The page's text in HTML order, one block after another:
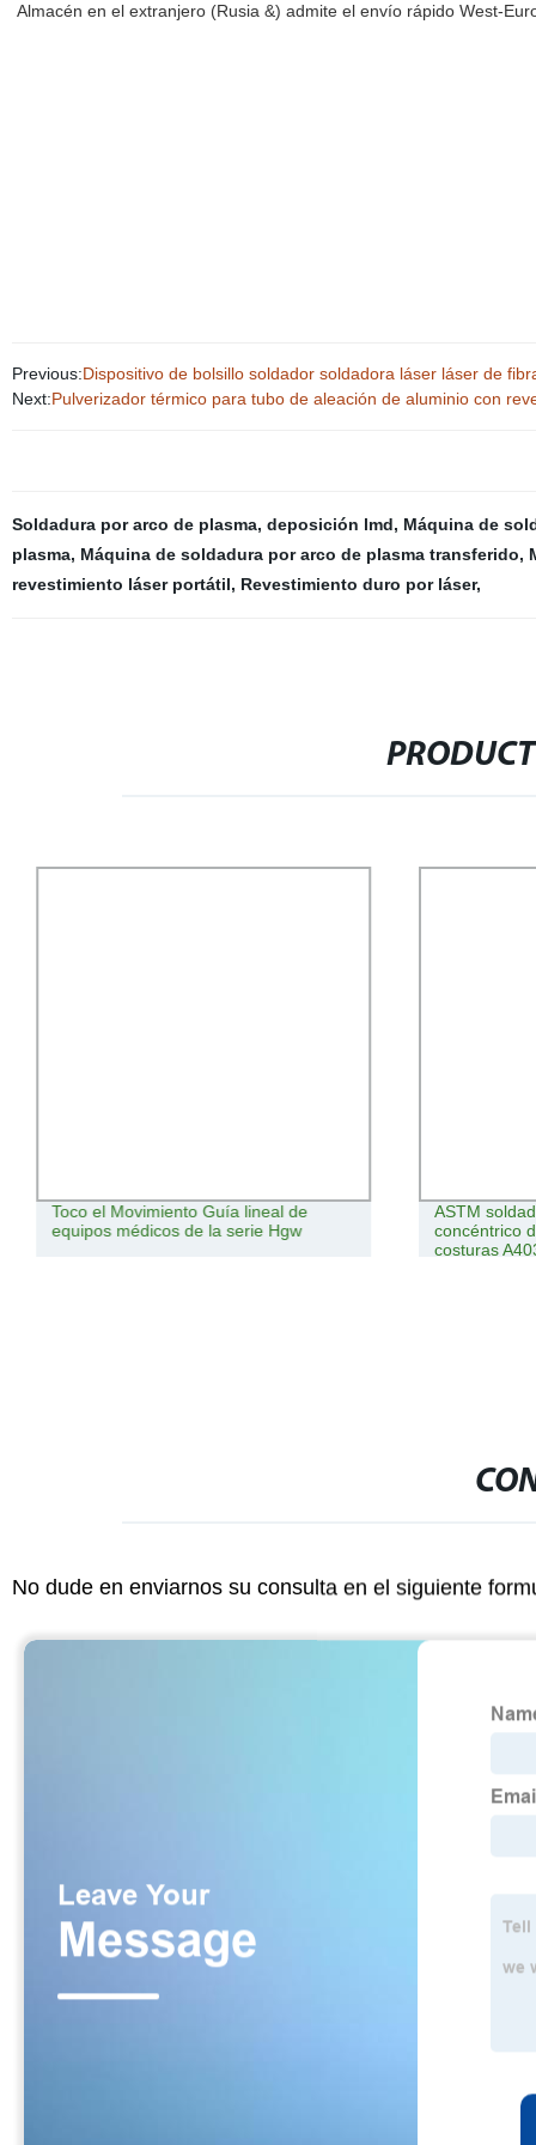
Almacén en el extranjero (Rusia &) admite el envío rápido West-
Previous:Dispositivo de bolsillo soldador soldadora láser láser de
Next:Pulverizador térmico para tubo de aleación de aluminio con
Soldadura por arco de plasma, deposición lmd, Máquina de
plasma, Máquina de soldadura por arco de plasma transferido,
revestimiento láser portátil, Revestimiento duro por láser,
Toco el Movimiento Guía lineal de
equipos médicos de la serie Hgw
ASTM
concéntrico
costuras
No dude en enviarnos su consulta en el siguiente